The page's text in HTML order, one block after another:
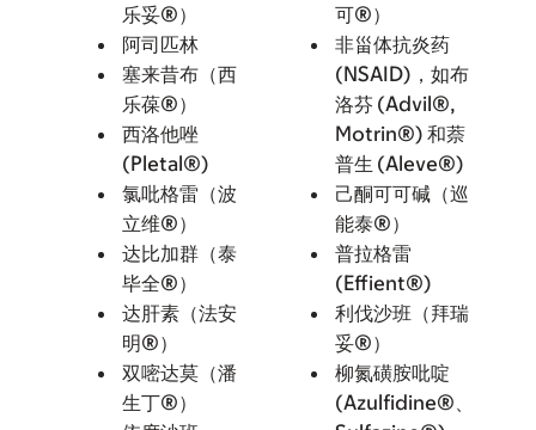
乐妥®）
阿司匹林
塞来昔布（西
乐葆®）
西洛他唑
(Pletal®)
氯吡格雷（波
立维®）
达比加群（泰
毕全®）
达肝素（法安
明®）
双嘧达莫（潘
生丁®）
可®）
非甾体抗炎药
(NSAID)，如布
洛芬 (Advil®,
Motrin®) 和萘
普生 (Aleve®)
己酮可可碱（巡
能泰®）
普拉格雷
(Effient®)
利伐沙班（拜瑞
妥®）
柳氮磺胺吡啶
(Azulfidine®、